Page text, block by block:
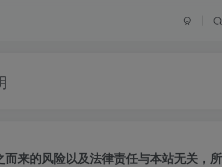
来的风险以及法律责任与本站无关，